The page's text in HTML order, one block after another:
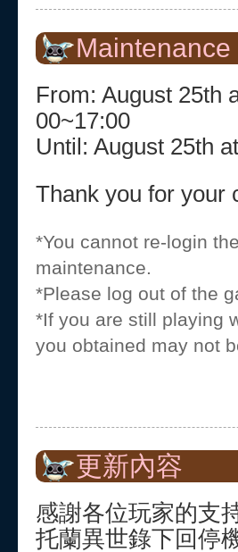
From: August 25th
00~17:00
Until: August 25th
Thank you for your
*You cannot re-login
maintenance.
*Please log out of the
*If you are still playing
you obtained may not
更新內容
感謝各位玩家的支
托蘭異世錄下回停